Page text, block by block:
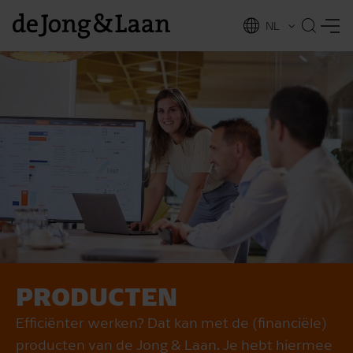
EN
NL
PRODUCTEN
Efficiënter werken? Dat kan met de (financiële)
producten van de Jong & Laan. Je hebt hiermee